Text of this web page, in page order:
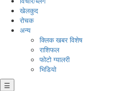
खेलकुद
रोचक
अन्य
क्लिक खबर विशेष
राशिफल
फोटो ग्यालरी
भिडियो
☰